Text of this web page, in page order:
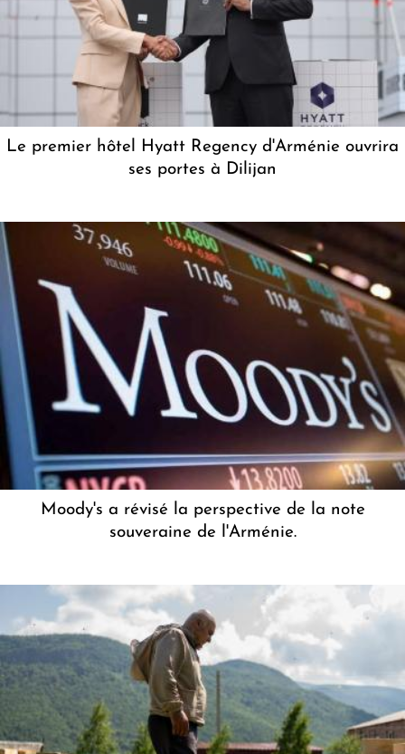
Le premier hôtel Hyatt Regency d'Arménie ouvrira
ses portes à Dilijan
Moody's a révisé la perspective de la note
souveraine de l'Arménie.